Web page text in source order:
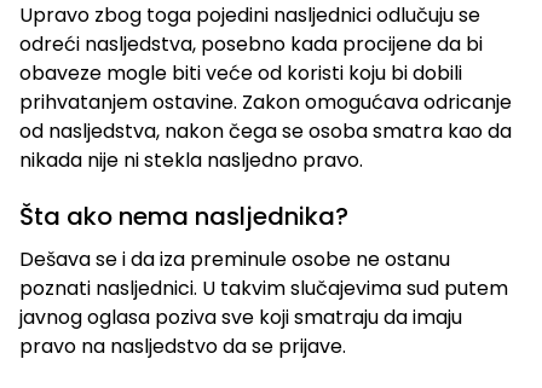
Upravo zbog toga pojedini nasljednici odlučuju se
odreći nasljedstva, posebno kada procijene da bi
obaveze mogle biti veće od koristi koju bi dobili
prihvatanjem ostavine. Zakon omogućava odricanje
od nasljedstva, nakon čega se osoba smatra kao da
nikada nije ni stekla nasljedno pravo.
Šta ako nema nasljednika?
Dešava se i da iza preminule osobe ne ostanu
poznati nasljednici. U takvim slučajevima sud putem
javnog oglasa poziva sve koji smatraju da imaju
pravo na nasljedstvo da se prijave.